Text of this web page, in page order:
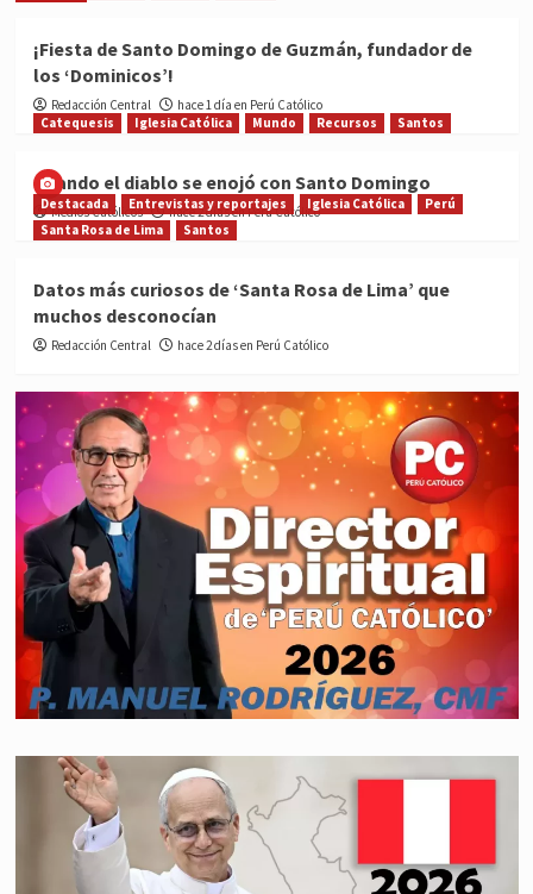
¡Fiesta de Santo Domingo de Guzmán, fundador de
los ‘Dominicos’!
Redacción Central
hace 1 día en Perú Católico
Catequesis
Iglesia Católica Mundo Recursos Santos
Cuando el diablo se enojó con Santo Domingo
Medios Católicos hace 2 días en Perú Católico
Destacada Entrevistas y reportajes Iglesia Católica
Perú
Santa Rosa de Lima
Santos
Datos más curiosos de ‘Santa Rosa de Lima’ que
muchos desconocían
Redacción Central hace 2 días en Perú Católico